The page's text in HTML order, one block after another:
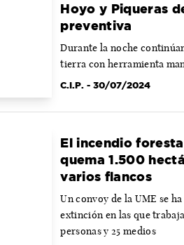
Hoyo y Piqueras
preventiva
Durante la noche
tierra con herramienta
C.I.P. - 30/07/2024
El incendio
quema 1.500
varios flancos
Un convoy de la UME se
extinción en las que
personas y 25 medios